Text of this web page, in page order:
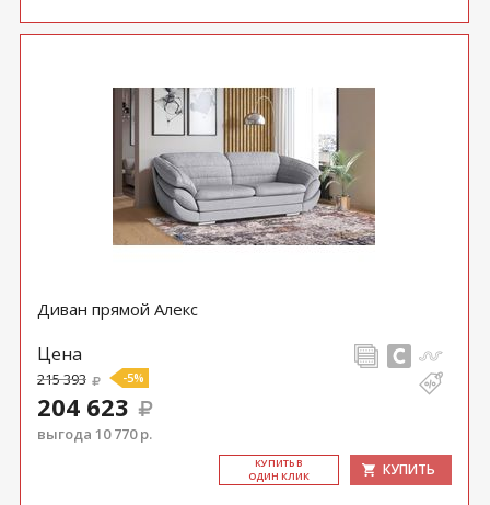
Диван прямой Алекс
Цена
215 393 -5%
204 623
выгода 10 770 р.
КУ­ПИТЬ В
ОДИН КЛИК
КУПИТЬ